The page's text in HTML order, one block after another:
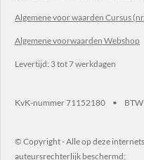
Algemene voor waarden Cursus
Algemene voorwaarden Webshop
Levertijd: 3 tot 7 werkdagen
KvK-nummer 71152180 • BTW
© Copyright - Alle op deze
auteursrechterlijk beschermd;